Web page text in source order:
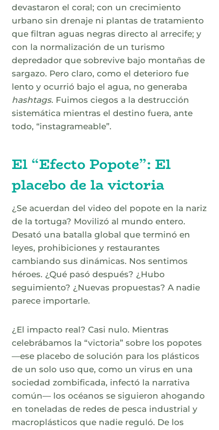
devastaron el coral; con un crecimiento
urbano sin drenaje ni plantas de tratamiento
que filtran aguas negras directo al arrecife; y
con la normalización de un turismo
depredador que sobrevive bajo montañas de
sargazo. Pero claro, como el deterioro fue
lento y ocurrió bajo el agua, no generaba
hashtags. Fuimos ciegos a la destrucción
sistemática mientras el destino fuera, ante
todo, “instagrameable”.
El “Efecto Popote”: El
placebo de la victoria
¿Se acuerdan del video del popote en la nariz
de la tortuga? Movilizó al mundo entero.
Desató una batalla global que terminó en
leyes, prohibiciones y restaurantes
cambiando sus dinámicas. Nos sentimos
héroes. ¿Qué pasó después? ¿Hubo
seguimiento? ¿Nuevas propuestas? A nadie
parece importarle.
¿El impacto real? Casi nulo. Mientras
celebrábamos la “victoria” sobre los popotes
—ese placebo de solución para los plásticos
de un solo uso que, como un virus en una
sociedad zombificada, infectó la narrativa
común— los océanos se siguieron ahogando
en toneladas de redes de pesca industrial y
macroplásticos que nadie reguló. De los